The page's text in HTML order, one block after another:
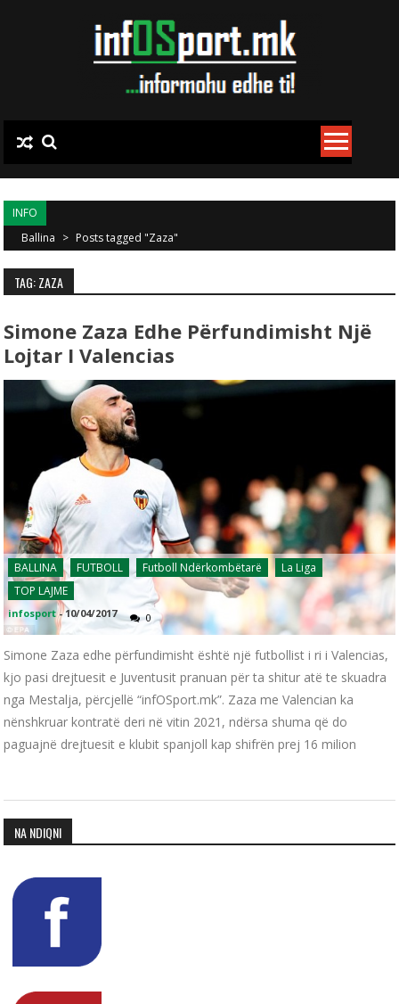
INFO
Ballina > Posts tagged "Zaza"
TAG: ZAZA
Simone Zaza Edhe Përfundimisht Një
Lojtar I Valencias
BALLINA FUTBOLL Futboll Ndërkombëtarë
La Liga
TOP LAJME
infosport -10/04/2017 0
Simone Zaza edhe përfundimisht është një futbollist i ri i Valencias,
kjo pasi drejtuesit e Juventusit pranuan për ta shitur atë te skuadra
nga Mestalja, përcjellë “infOSport.mk”. Zaza me Valencian ka
nënshkruar kontratë deri në vitin 2021, ndërsa shuma që do
paguajnë drejtuesit e klubit spanjoll kap shifrën prej 16 milion
NA NDIQNI